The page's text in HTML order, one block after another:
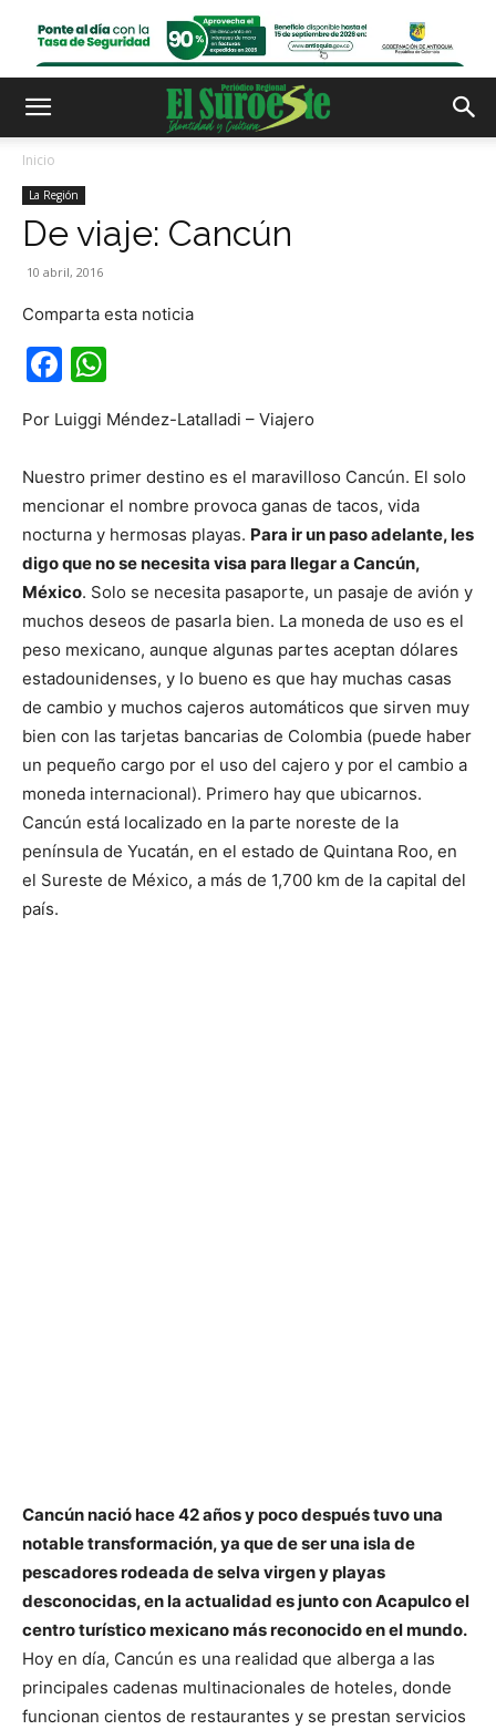
Inicio
La Región
De viaje: Cancún
10 abril, 2016
Comparta esta noticia
Facebook
Por Luiggi Méndez-Latalladi – Viajero
Nuestro primer destino es el maravilloso Cancún. El solo
mencionar el nombre provoca ganas de tacos, vida
nocturna y hermosas playas. Para ir un paso adelante, les
digo que no se necesita visa para llegar a Cancún,
México. Solo se necesita pasaporte, un pasaje de avión y
muchos deseos de pasarla bien. La moneda de uso es el
peso mexicano, aunque algunas partes aceptan dólares
estadounidenses, y lo bueno es que hay muchas casas
de cambio y muchos cajeros automáticos que sirven muy
bien con las tarjetas bancarias de Colombia (puede haber
un pequeño cargo por el uso del cajero y por el cambio a
moneda internacional). Primero hay que ubicarnos.
Cancún está localizado en la parte noreste de la
península de Yucatán, en el estado de Quintana Roo, en
el Sureste de México, a más de 1,700 km de la capital del
país.
Cancún nació hace 42 años y poco después tuvo una
notable transformación, ya que de ser una isla de
pescadores rodeada de selva virgen y playas
desconocidas, en la actualidad es junto con Acapulco el
centro turístico mexicano más reconocido en el mundo.
Hoy en día, Cancún es una realidad que alberga a las
principales cadenas multinacionales de hoteles, donde
funcionan cientos de restaurantes y se prestan servicios